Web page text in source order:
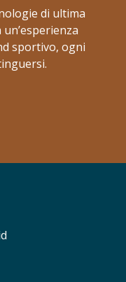
di ultima
sportivo, ogni